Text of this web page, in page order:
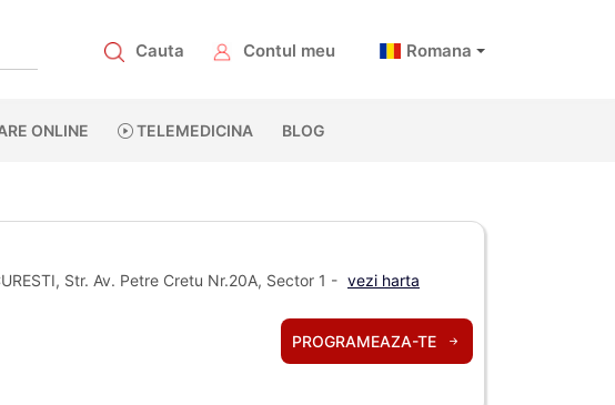
Cauta Contul meu Romana
ONLINE TELEMEDICINA BLOG
Str. Av. Petre Cretu Nr.20A, Sector 1 - vezi harta
PROGRAMEAZA-TE